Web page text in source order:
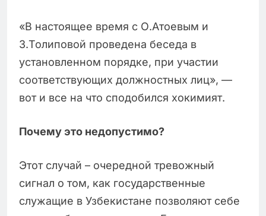
«В настоящее время с О.Атоевым и
З.Толиповой проведена беседа в
установленном порядке, при участии
соответствующих должностных лиц», —
вот и все на что сподобился хокимият.
Почему это недопустимо?
Этот случай – очередной тревожный
сигнал о том, как государственные
служащие в Узбекистане позволяют себе